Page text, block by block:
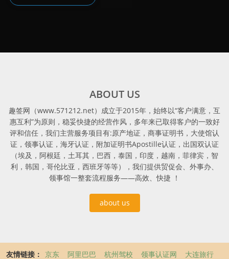
ABOUT US
趣签网（www.571212.net）成立于2015年，始终以“客户满意，互
惠互利”为原则，稳妥快捷的经营作风，多年来已取得客户的一致好
评和信任，我们主营服务项目有:原产地证，商事证明书，大使馆认
证，领事认证，海牙认证，附加证明书Apostille认证，出国双认证
（埃及，阿根廷，土耳其，巴西，泰国，印度，越南，菲律宾，智
利，韩国，哥伦比亚，西班牙等等），我们提供贸促会、外事办、
领事馆一整套流程服务——高效、快捷 ！
about us
友情链接： 京东 阿里巴巴 杭州驾校 领事认证网 大连旅行